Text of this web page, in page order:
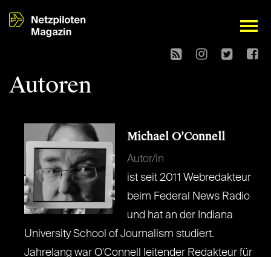
open
Autoren
Michael O’Connell
Autor/in
ist seit 2011 Webredakteur
beim Federal News Radio
und hat an der Indiana
University School of Journalism studiert.
Jahrelang war O'Connell leitender Redakteur für